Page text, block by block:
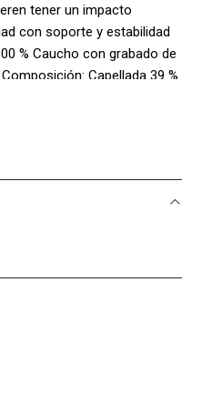
tener un impacto
con soporte y estabilidad
% Caucho con grabado de
Capellada 39 %